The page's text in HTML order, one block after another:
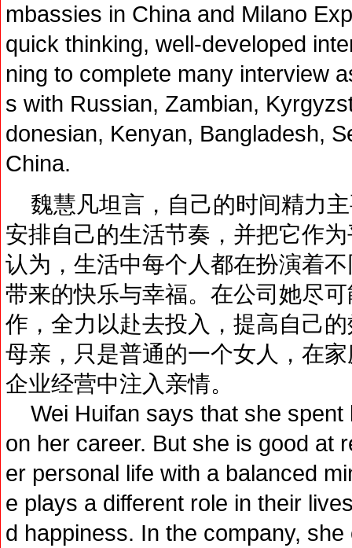
mbassies in China and Milano
quick thinking, well-developed
ning to complete many interview
s with Russian, Zambian,
donesian, Kenyan, Bangladesh,
China.
魏慧凡坦言，自己的时间精力
安排自己的生活节奏，并把它作
认为，生活中每个人都在扮演着
带来的快乐与幸福。在公司她尽
作，全力以赴去投入，提高自己
母亲，只是普通的一个女人，在
企业经营中注入亲情。
Wei Huifan says that she spent
on her career. But she is good at
er personal life with a balanced
e plays a different role in their
d happiness. In the company,